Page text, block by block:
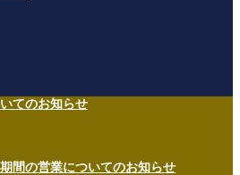
てのお知らせ
間の営業についてのお知らせ